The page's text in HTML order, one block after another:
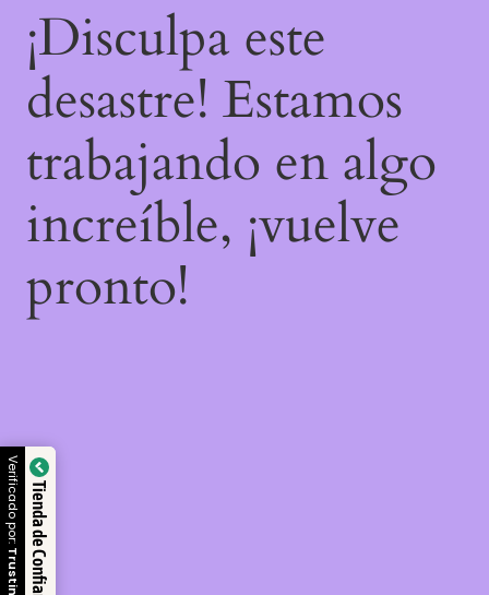
¡Disculpa este
desastre! Estamos
trabajando en algo
increíble, ¡vuelve
pronto!
Tienda de Confianza
Verificado por: